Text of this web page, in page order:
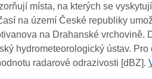
místa, na kterých se
na území České republiky
na Drahanské vrchovině.
hydrometeorologický ústav.
radarové odrazivosti [dBZ].